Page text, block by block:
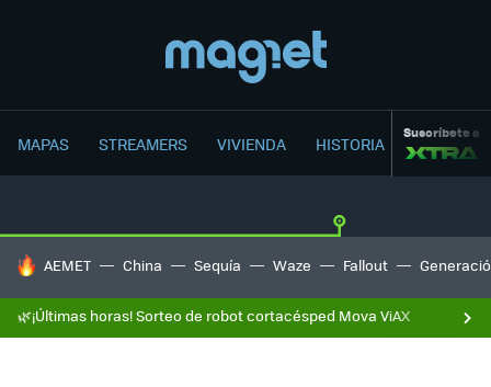
MAPAS STREAMERS VIVIENDA HISTORIA Suscríbete a
HOY SE HABLA DE
AEMET China Sequía Waze Fallout
🌿¡Últimas horas! Sorteo de robot cortacésped Mova ViAX